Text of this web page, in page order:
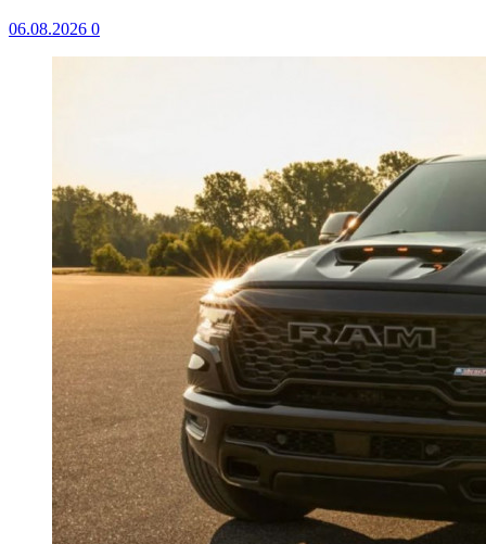
06.08.2026 0